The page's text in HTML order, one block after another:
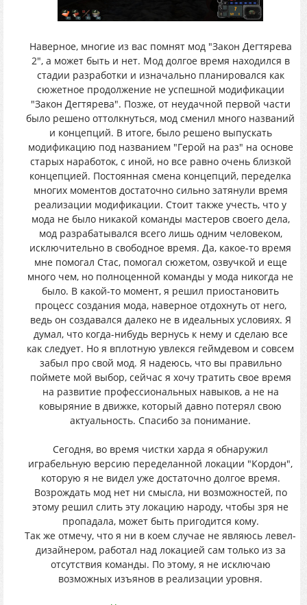
Наверное, многие из вас помнят мод "Закон Дегтярева
2", а может быть и нет. Мод долгое время находился в
стадии разработки и изначально планировался как
сюжетное продолжение не успешной модификации
"Закон Дегтярева". Позже, от неудачной первой части
было решено оттолкнуться, мод сменил много названий
и концепций. В итоге, было решено выпускать
модификацию под названием "Герой на раз" на основе
старых наработок, с иной, но все равно очень близкой
концепцией. Постоянная смена концепций, переделка
многих моментов достаточно сильно затянули время
реализации модификации. Стоит также учесть, что у
мода не было никакой команды мастеров своего дела,
мод разрабатывался всего лишь одним человеком,
исключительно в свободное время. Да, какое-то время
мне помогал Стас, помогал сюжетом, озвучкой и еще
много чем, но полноценной команды у мода никогда не
было. В какой-то момент, я решил приостановить
процесс создания мода, наверное отдохнуть от него,
ведь он создавался далеко не в идеальных условиях. Я
думал, что когда-нибудь вернусь к нему и сделаю все
как следует. Но я вплотную увлекся геймдевом и совсем
забыл про свой мод. Я надеюсь, что вы правильно
поймете мой выбор, сейчас я хочу тратить свое время
на развитие профессиональных навыков, а не на
ковыряние в движке, который давно потерял свою
актуальность. Спасибо за понимание.
Сегодня, во время чистки харда я обнаружил
играбельную версию переделанной локации "Кордон",
которую я не видел уже достаточно долгое время.
Возрождать мод нет ни смысла, ни возможностей, по
этому решил слить эту локацию народу, чтобы зря не
пропадала, может быть пригодится кому.
Так же отмечу, что я ни в коем случае не являюсь левел-
дизайнером, работал над локацией сам только из за
отсутствия команды. По этому, я не исключаю
возможных изъянов в реализации уровня.